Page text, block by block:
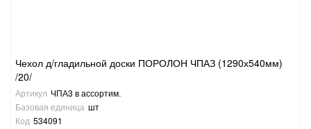
Чехол д/гладильной доски ПОРОЛОН ЧПАЗ (1290х540мм)
/20/
Артикул ЧПА3 в ассортим.
Базовая единица шт
Код 534091